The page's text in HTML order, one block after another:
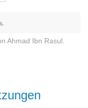
Ahmad Ibn Rasul.